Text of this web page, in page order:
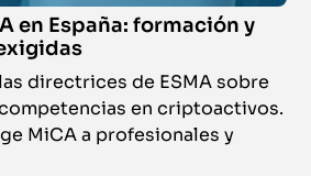
en Asesoramiento
al 27 de noviembre de 2026|Campus
en España: formación y
directrices de ESMA sobre
en criptoactivos.
MiCA a profesionales y